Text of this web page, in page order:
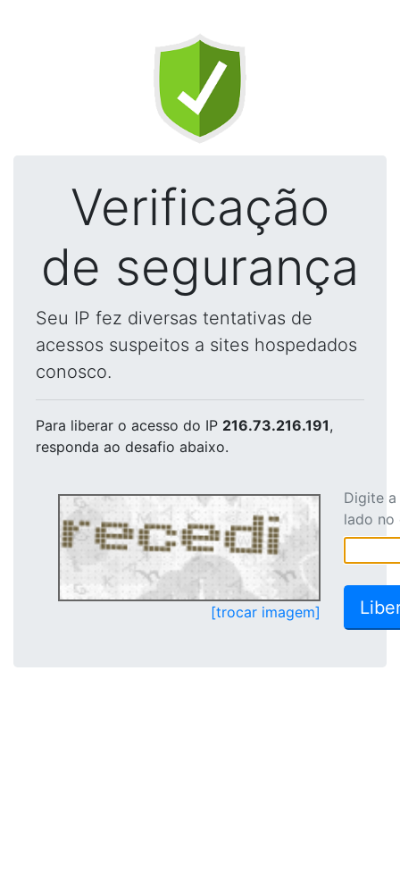
Verificação
de segurança
Seu IP fez diversas tentativas de
acessos suspeitos a sites hospedados
conosco.
Para liberar o acesso do IP 216.73.216.191,
responda ao desafio abaixo.
[trocar imagem]
Digite
lado no